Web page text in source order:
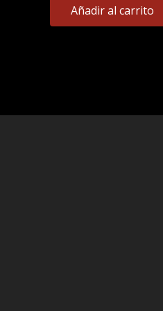
Añadir al carrito